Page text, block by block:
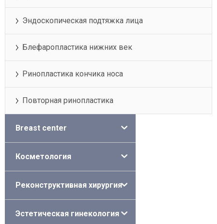
Эндоскопическая подтяжка лица
Блефаропластика нижних век
Ринопластика кончика носа
Повторная ринопластика
Breast center
Косметология
Реконструктивная хирургия
Эстетическая гинекология